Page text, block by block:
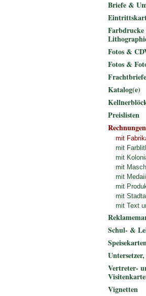
Briefe &
Fotos &
Fotos &
Frachtbriefe
Katalog(e)
Preislisten
Rechnungen
mit
mit
mit
mit
mit
mit
mit
mit Text
Schul- &
Vertreter-
Vignetten